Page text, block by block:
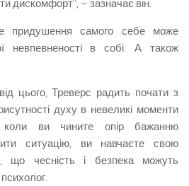
дискомфорт”, – зазначає він.
придушення самого себе може
невпевненості в собі. А також
цього, Треверс радить почати з
духу в невеликі моменти
коли ви чините опір бажанню
ситуацію, ви навчаєте свою
що чесність і безпека можуть